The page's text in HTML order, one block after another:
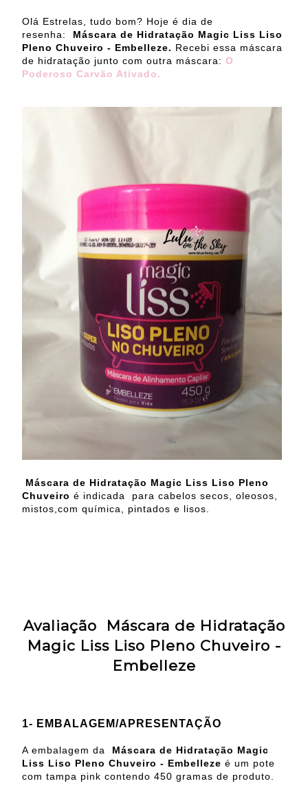
Olá Estrelas, tudo bom? Hoje é dia de
resenha: Máscara de Hidratação Magic Liss Liso
Pleno Chuveiro - Embelleze. Recebi essa máscara
de hidratação junto com outra máscara: O
Poderoso Carvão Ativado.
Máscara de Hidratação Magic Liss Liso Pleno
Chuveiro é indicada para cabelos secos, oleosos,
mistos,com química, pintados e lisos.
Avaliação Máscara de Hidratação
Magic Liss Liso Pleno Chuveiro -
Embelleze
1- EMBALAGEM/APRESENTAÇÃO
A embalagem da Máscara de Hidratação Magic
Liss Liso Pleno Chuveiro - Embelleze é um pote
com tampa pink contendo 450 gramas de produto.